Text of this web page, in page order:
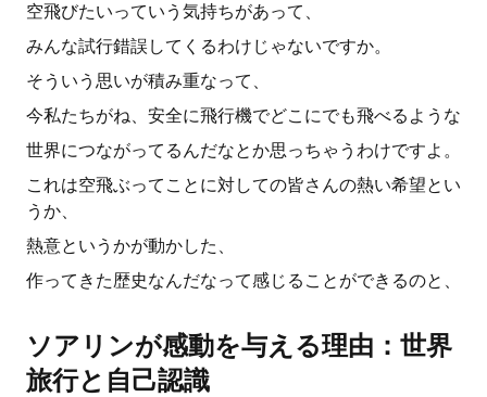
空飛びたいっていう気持ちがあって、
みんな試行錯誤してくるわけじゃないですか。
そういう思いが積み重なって、
今私たちがね、安全に飛行機でどこにでも飛べるような
世界につながってるんだなとか思っちゃうわけですよ。
これは空飛ぶってことに対しての皆さんの熱い希望とい
うか、
熱意というかが動かした、
作ってきた歴史なんだなって感じることができるのと、
ソアリンが感動を与える理由：世界
旅行と自己認識